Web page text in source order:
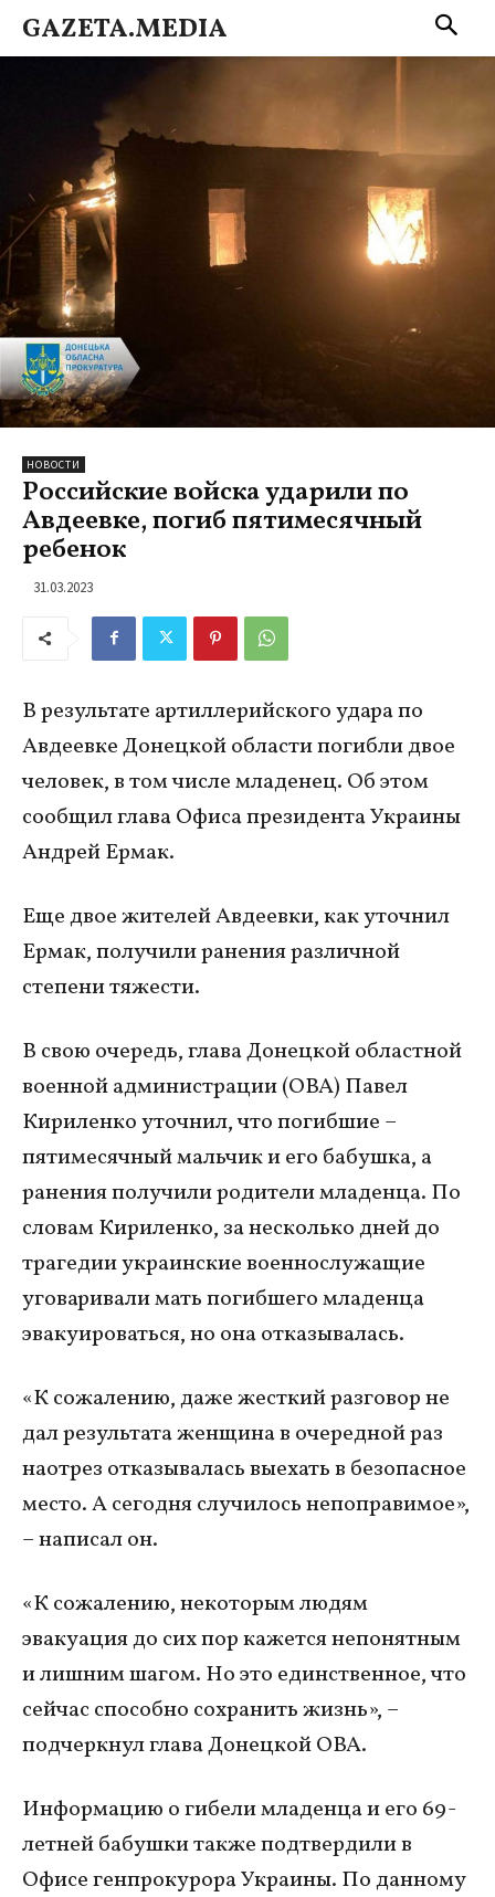
GAZETA.MEDIA
НОВОСТИ
Российские войска ударили по
Авдеевке, погиб пятимесячный
ребенок
31.03.2023
В результате артиллерийского удара по
Авдеевке Донецкой области погибли двое
человек, в том числе младенец. Об этом
сообщил глава Офиса президента Украины
Андрей Ермак.
Еще двое жителей Авдеевки, как уточнил
Ермак, получили ранения различной
степени тяжести.
В свою очередь, глава Донецкой областной
военной администрации (ОВА) Павел
Кириленко уточнил, что погибшие –
пятимесячный мальчик и его бабушка, а
ранения получили родители младенца. По
словам Кириленко, за несколько дней до
трагедии украинские военнослужащие
уговаривали мать погибшего младенца
эвакуироваться, но она отказывалась.
«К сожалению, даже жесткий разговор не
дал результата женщина в очередной раз
наотрез отказывалась выехать в безопасное
место. А сегодня случилось непоправимое»,
– написал он.
«К сожалению, некоторым людям
эвакуация до сих пор кажется непонятным
и лишним шагом. Но это единственное, что
сейчас способно сохранить жизнь», –
подчеркнул глава Донецкой ОВА.
Информацию о гибели младенца и его 69-
летней бабушки также подтвердили в
Офисе генпрокурора Украины. По данному